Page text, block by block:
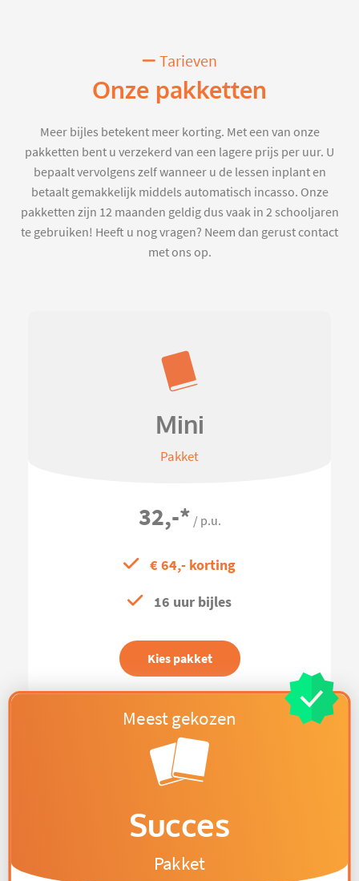
Tarieven
Onze pakketten
Meer bijles betekent meer korting. Met een van onze
pakketten bent u verzekerd van een lagere prijs per uur. U
bepaalt vervolgens zelf wanneer u de lessen inplant en
betaalt gemakkelijk middels automatisch incasso. Onze
pakketten zijn 12 maanden geldig dus vaak in 2 schooljaren
te gebruiken! Heeft u nog vragen? Neem dan gerust contact
met ons op.
Mini
Pakket
32,-* / p.u.
€ 64,- korting
16 uur bijles
Kies pakket
Succes
Pakket